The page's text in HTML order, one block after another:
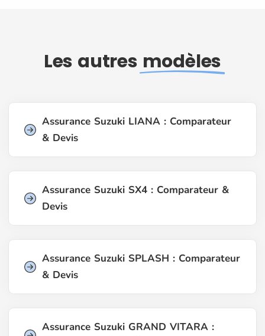
Les autres modèles
Assurance Suzuki LIANA : Comparateur
& Devis
Assurance Suzuki SX4 : Comparateur &
Devis
Assurance Suzuki SPLASH : Comparateur
& Devis
Assurance Suzuki GRAND VITARA :